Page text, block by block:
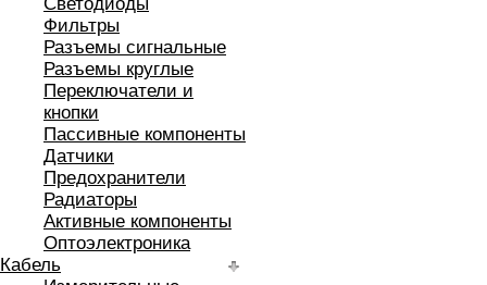
Фильтры
Разъемы сигнальные
Разъемы круглые
Переключатели и
кнопки
Пассивные компоненты
Датчики
Предохранители
Радиаторы
Активные компоненты
Оптоэлектроника
Кабель